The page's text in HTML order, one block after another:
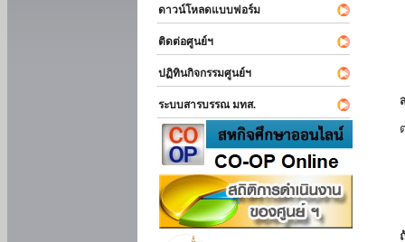
ดาวน์โหลดแบบฟอร์ม
ติดต่อศูนย์ฯ
ปฏิทินกิจกรรมศูนย์ฯ
ระบบสารบรรณ มทส.